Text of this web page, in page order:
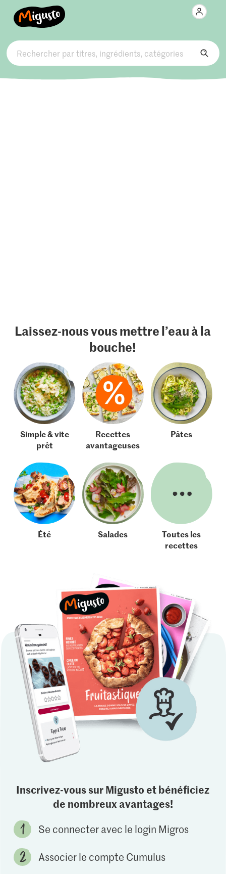
Laissez-nous vous mettre l’eau à la
bouche!
Simple & vite
prêt
Recettes
avantageuses
Pâtes
Été Salades
Toutes les
recettes
Inscrivez-vous sur Migusto et bénéficiez
de nombreux avantages!
Se connecter avec le login Migros
Associer le compte Cumulus